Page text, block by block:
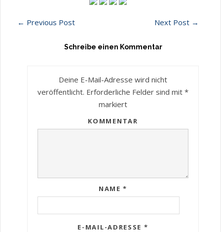
← Previous Post Next Post →
Schreibe einen Kommentar
Deine E-Mail-Adresse wird nicht
veröffentlicht. Erforderliche Felder sind mit *
markiert
KOMMENTAR
NAME*
E-MAIL-ADRESSE *